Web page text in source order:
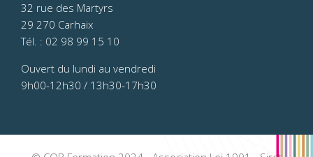
32 rue des Martyrs
29 270 Carhaix
Tél. : 02 98 99 15 10
Ouvert du lundi au vendredi
9h00-12h30 / 13h30-17h30